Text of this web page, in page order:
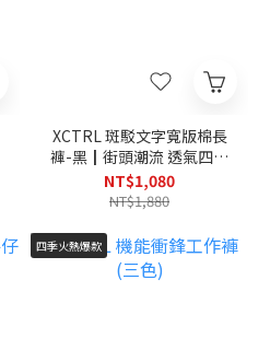
XCTRL 斑駁文字寬版棉長
褲-黑┃街頭潮流 透氣四季
休閒居家
NT$1,080
NT$1,880
四季火熱爆款